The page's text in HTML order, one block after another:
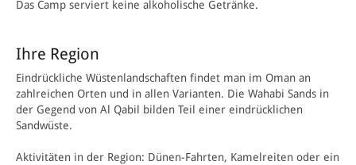
Das Camp serviert keine alkoholische Getränke.
Ihre Region
Eindrückliche Wüstenlandschaften findet man im Oman an
zahlreichen Orten und in allen Varianten. Die Wahabi Sands in
der Gegend von Al Qabil bilden Teil einer eindrücklichen
Sandwüste.
Aktivitäten in der Region: Dünen-Fahrten, Kamelreiten oder ein